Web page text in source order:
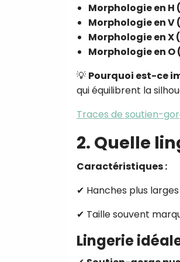
Morphologie en
Morphologie en
Morphologie en X
Morphologie en O
💡 Pourquoi est-ce
qui équilibrent la
Traces de soutien-
2. Quelle
Caractéristiques :
✔ Hanches plus
✔ Taille souvent
Lingerie